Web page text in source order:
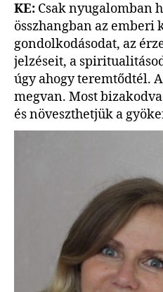
KE: Csak nyugalomban
összhangban az emberi
gondolkodásodat, az
jelzéseit, a
úgy ahogy teremtődtél.
megvan. Most
és növeszthetjük a